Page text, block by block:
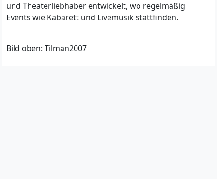
und Theaterliebhaber entwickelt, wo regelmäßig
Events wie Kabarett und Livemusik stattfinden.
Bild oben: Tilman2007